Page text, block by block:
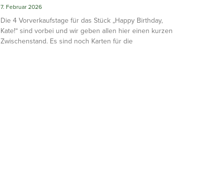
7. Februar 2026
Die 4 Vorverkaufstage für das Stück „Happy Birthday,
Kate!“ sind vorbei und wir geben allen hier einen kurzen
Zwischenstand. Es sind noch Karten für die